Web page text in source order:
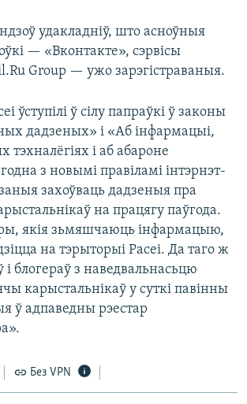
удакладніў, што асноўныя
— «Вконтакте», сэрвісы
Group — ужо зарэгістраваныя.
ўступілі ў сілу папраўкі ў законы
дадзеных» і «Аб інфармацыі,
і аб абароне
з новымі правіламі інтэрнэт-
захоўваць дадзеныя пра
на працягу паўгода.
якія зьмяшчаюць інфармацыю,
на тэрыторыі Расеі. Да таго ж
і блогераў з наведвальнасьцю
карыстальнікаў у суткі павінны
ў адпаведны рэестар
Без VPN